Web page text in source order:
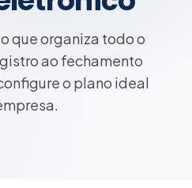
que organiza todo o
ao fechamento
o plano ideal